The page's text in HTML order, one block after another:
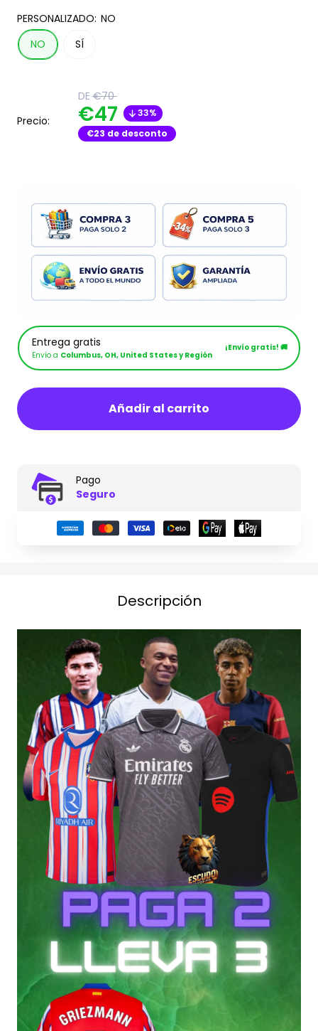
PERSONALIZADO: NO
NO
SÍ
Precio:
DETranslation
missing:
es.product.general.regular_price
€70
Translation
missing:
€47
33%
€23 de desconto
Entrega gratis
Envío a Columbus, OH, United States y Región
¡Envío gratis! 🚚
Añadir al carrito
Pago
Seguro
Descripción